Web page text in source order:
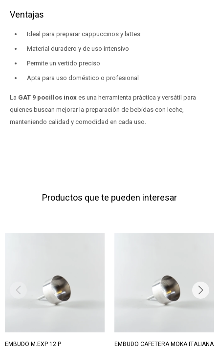
Ventajas
Ideal para preparar cappuccinos y lattes
Material duradero y de uso intensivo
Permite un vertido preciso
Apta para uso doméstico o profesional
La GAT 9 pocillos inox es una herramienta práctica y versátil para
quienes buscan mejorar la preparación de bebidas con leche,
manteniendo calidad y comodidad en cada uso.
Productos que te pueden interesar
EMBUDO M.EXP 12 P
EMBUDO CAFETERA MOKA ITALIANA